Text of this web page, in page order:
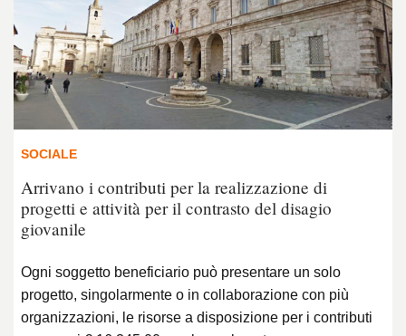
SOCIALE
Arrivano i contributi per la realizzazione di
progetti e attività per il contrasto del disagio
giovanile
Ogni soggetto beneficiario può presentare un solo
progetto, singolarmente o in collaborazione con più
organizzazioni, le risorse a disposizione per i contributi